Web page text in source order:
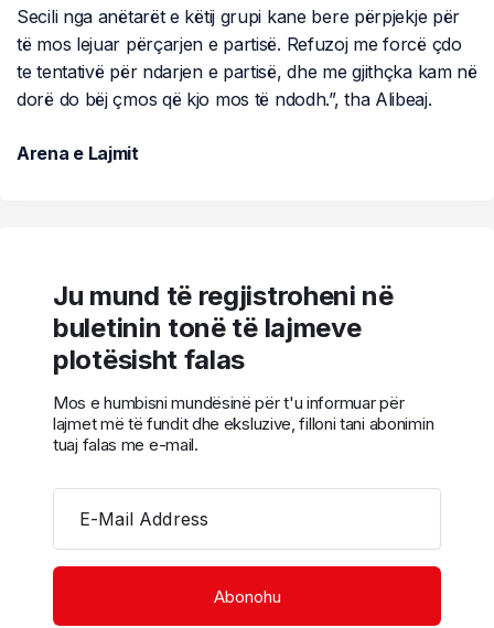
Secili nga anëtarët e këtij grupi kane bere përpjekje për
të mos lejuar përçarjen e partisë. Refuzoj me forcë çdo
te tentativë për ndarjen e partisë, dhe me gjithçka kam në
dorë do bëj çmos që kjo mos të ndodh.”, tha Alibeaj.
Arena e Lajmit
Ju mund të regjistroheni në
buletinin tonë të lajmeve
plotësisht falas
Mos e humbisni mundësinë për t'u informuar për
lajmet më të fundit dhe eksluzive, filloni tani abonimin
tuaj falas me e-mail.
E-Mail Address